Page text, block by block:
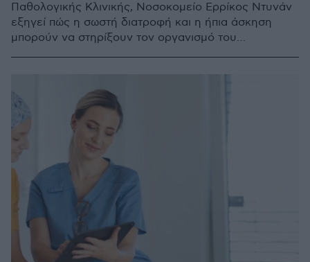
Παθολογικής Κλινικής, Νοσοκομείο Ερρίκος Ντυνάν
εξηγεί πώς η σωστή διατροφή και η ήπια άσκηση
μπορούν να στηρίξουν τον οργανισμό του